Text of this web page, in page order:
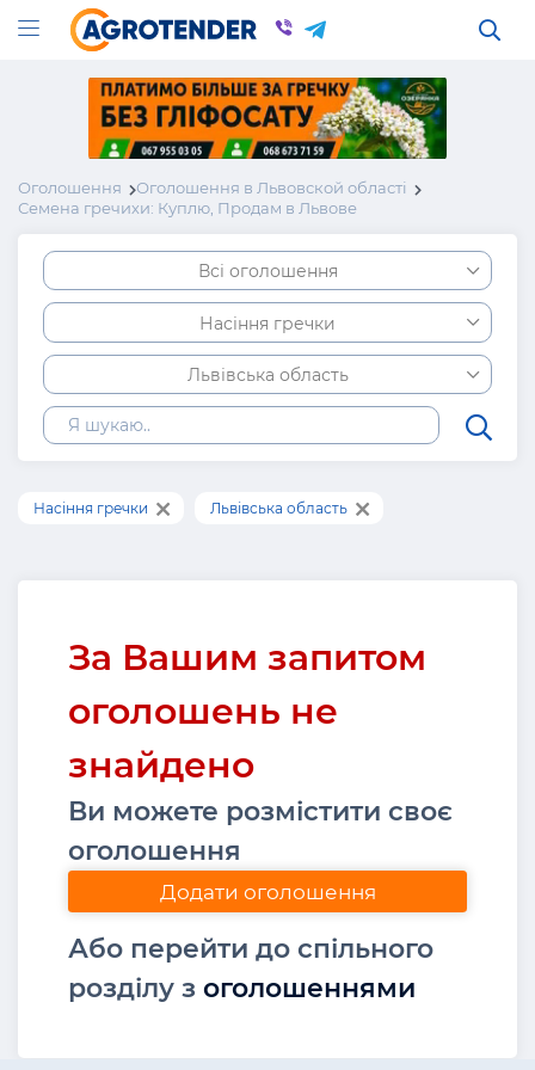
Оголошення
Оголошення в Львовской області
Семена гречихи: Куплю, Продам в Львове
Всі оголошення
Насіння гречки
Львівська область
Насіння гречки Львівська область
За Вашим запитом
оголошень не
знайдено
Ви можете розмістити своє
оголошення
Додати оголошення
Або перейти до спільного
розділу з оголошеннями